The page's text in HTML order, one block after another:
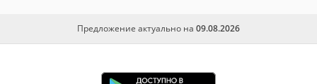
Предложение актуально на 09.08.2026